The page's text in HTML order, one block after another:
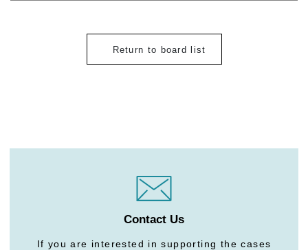
Return to board list
Contact Us
If you are interested in supporting the cases